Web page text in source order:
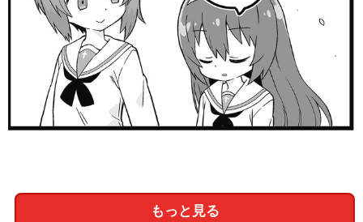
もっと見る